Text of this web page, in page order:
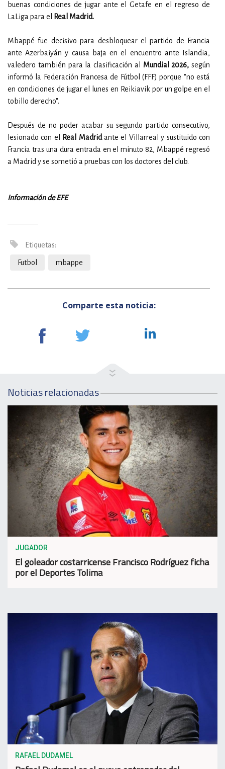
buenas condiciones de jugar ante el Getafe en el regreso de
LaLiga para el
Real Madrid.
Mbappé fue decisivo para desbloquear el partido de Francia
ante Azerbaiyán y causa baja en el encuentro ante Islandia,
valedero también para la clasificación al Mundial 2026, según
informó la Federación Francesa de Fútbol (FFF) porque "no está
en condiciones de jugar el lunes en Reikiavik por un golpe en el
tobillo derecho".
Después de no poder acabar su segundo partido consecutivo,
lesionado con el
Real Madridante el Villarreal y sustituido con
Francia tras una dura entrada en el minuto 82, Mbappé regresó
a Madrid y se sometió a pruebas con los doctores del club.
Información de EFE
Etiquetas:
Futbol mbappe
Comparte esta noticia:
Noticias relacionadas
JUGADOR
El goleador costarricense Francisco Rodríguez ficha
por el Deportes Tolima
RAFAEL DUDAMEL